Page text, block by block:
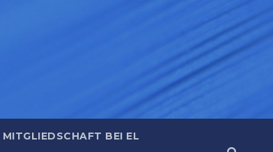
MITGLIEDSCHAFT BEI EL